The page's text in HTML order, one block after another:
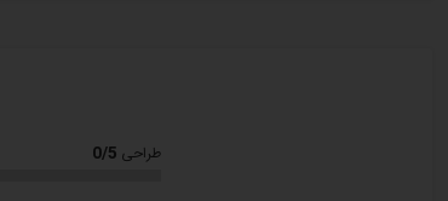
طراحی 0/5